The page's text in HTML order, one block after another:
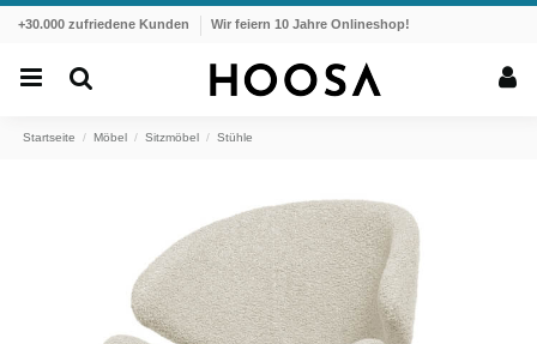
+30.000 zufriedene Kunden Wir feiern 10 Jahre Onlineshop!
Startseite Möbel Sitzmöbel Stühle